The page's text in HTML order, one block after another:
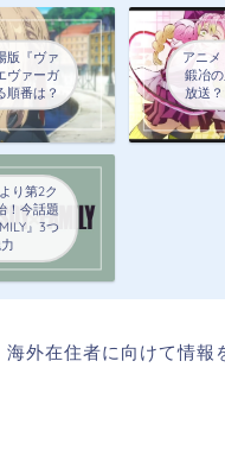
版『ヴァ
ヴァーガ
順番は？
アニ
鍛冶
放送
り第2ク
！今話題
』3つ
外在住者に向けて情報